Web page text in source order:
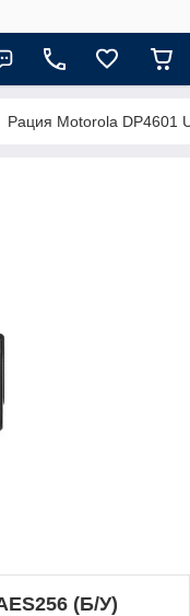
Рация Motorola DP4601
(Б/У)